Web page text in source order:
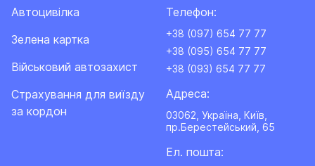
Автоцивілка
Зелена картка
Військовий автозахист
Cтрахування для виїзду
за кордон
Телефон:
+38 (097) 654 77 77
+38 (095) 654 77 77
+38 (093) 654 77 77
Адреса:
03062, Україна, Київ,
пр.Берестейський, 65
Ел. пошта: